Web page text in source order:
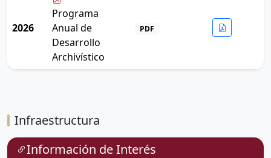
2026
Programa
Anual de
Desarrollo
Archivístico
PDF
Infraestructura
Información de Interés